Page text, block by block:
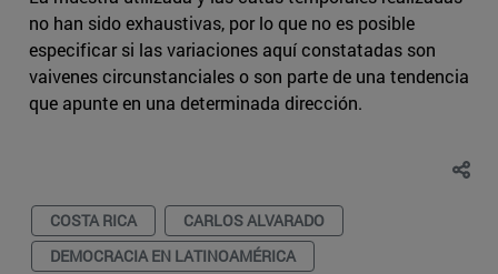
no han sido exhaustivas, por lo que no es posible
especificar si las variaciones aquí constatadas son
vaivenes circunstanciales o son parte de una tendencia
que apunte en una determinada dirección.
COSTA RICA
CARLOS ALVARADO
DEMOCRACIA EN LATINOAMÉRICA